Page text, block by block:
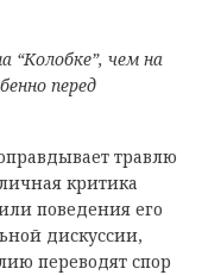
“Колобке”, чем на
перед
травлю
критика
поведения его
дискуссии,
переводят спор